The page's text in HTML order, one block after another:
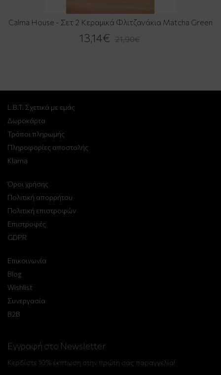
Calma House - Σετ 2 Κεραμικά Φλιτζανάκια Matcha Green
13,14€ 21,90€
L.B.T. Σχετικά με εμάς
Δωροκάρτα
Τρόποι πληρωμής
Πληροφορίες αποστολής
Klarna
Όροι χρήσης
Πολιτική απορρήτου
Πολιτική επιστροφών
Επιστροφές
GDPR
Επικοινωνία
Blog
Wishlist
Συνεργασία
B2B
Εγγραφή στο Newsletter
Κερδίστε 10% έκπτωση στην πρώτη σας παραγγελία!